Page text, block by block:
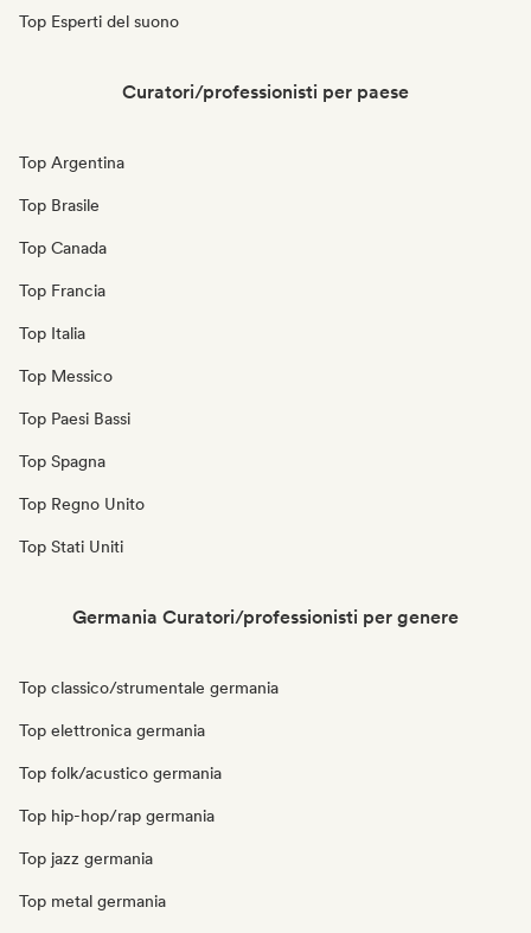
Top Esperti del suono
Curatori/professionisti per paese
Top Argentina
Top Brasile
Top Canada
Top Francia
Top Italia
Top Messico
Top Paesi Bassi
Top Spagna
Top Regno Unito
Top Stati Uniti
Germania Curatori/professionisti per genere
Top classico/strumentale germania
Top elettronica germania
Top folk/acustico germania
Top hip-hop/rap germania
Top jazz germania
Top metal germania